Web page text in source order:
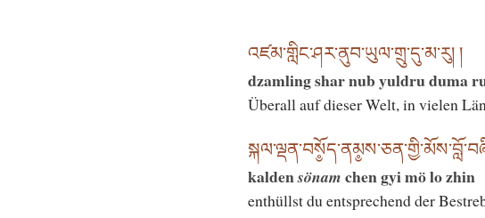
འཛམ་གླིང་ཤར་ནུབ་ཡུལ་གྲུ་དུ་མ་རུ། །
dzamling shar nub yuldru duma
Überall auf dieser Welt, in vielen
kaldensönam chen gyi mö lo zhin
enthüllst du entsprechend der